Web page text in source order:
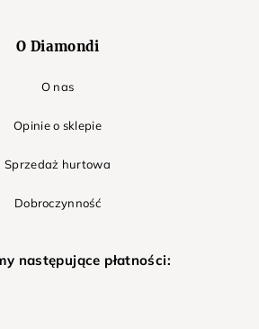
O Diamondi
O nas
Opinie o sklepie
Sprzedaż hurtowa
Dobroczynność
następujące płatności: